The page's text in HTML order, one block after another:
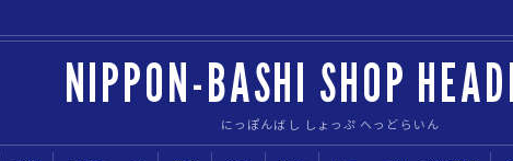
NIPPON-BASHI SHOP
にっぽんばし しょっぷ へっどらいん